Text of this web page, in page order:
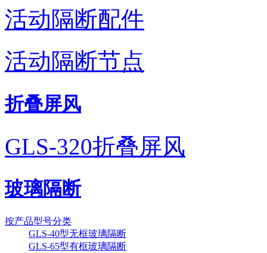
活动隔断配件
活动隔断节点
折叠屏风
GLS-320折叠屏风
玻璃隔断
按产品型号分类
GLS-40型无框玻璃隔断
GLS-65型有框玻璃隔断
广东揭阳榕江大酒店